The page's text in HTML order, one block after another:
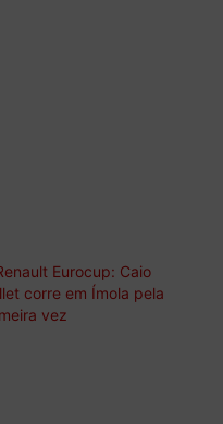
Eurocup: Caio
corre em Ímola pela
vez